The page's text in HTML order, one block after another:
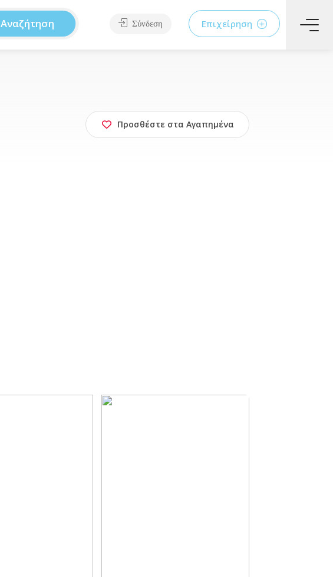
Αναζήτηση Σύνδεση Επιχείρηση
Προσθέστε στα Αγαπημένα